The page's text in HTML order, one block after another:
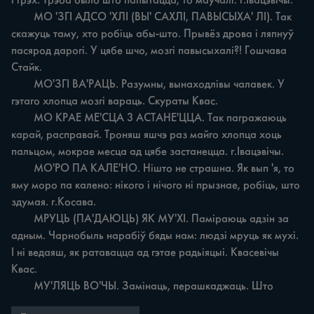
скажуць таму, хто робіць абы-што. Прывёз дрова i ляпнуў
пасярод дарогі. У цябе шчо, мозгі павысыхалі?! Гошчава
Стайк.
гэтаго хлопца мозгі вараць. Скураты Квас.
карай, расправай. Троняш яшчэ раз майго хлопца хоць
пальцом, мокрае месца ад цябе застанецца. г.Івацэвічы.
яму моро па калено: нікого i нічого ні прызнае, робіць, што
здумая. г.Косава.
адным. Чарнобыль нарабіў бяды нам: людзі мруць як мухі.
I ні ведаяш, як ратавацца ад гэтае радьіяцыі. Квасевічы
Квас.
	МУ'ЛЯЦЬ ВО'ЧЫ. Замінаць, перашкаджаць. Што